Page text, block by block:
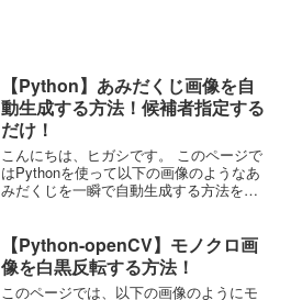
【Python】あみだくじ画像を自
動生成する方法！候補者指定する
だけ！
こんにちは、ヒガシです。 このページで
はPythonを使って以下の画像のようなあ
みだくじを一瞬で自動生成する方法をご
す。 それではさっそくやっていきましょ
う！ 必要な...
【Python-openCV】モノクロ画
像を白黒反転する方法！
このページでは、以下の画像のようにモ